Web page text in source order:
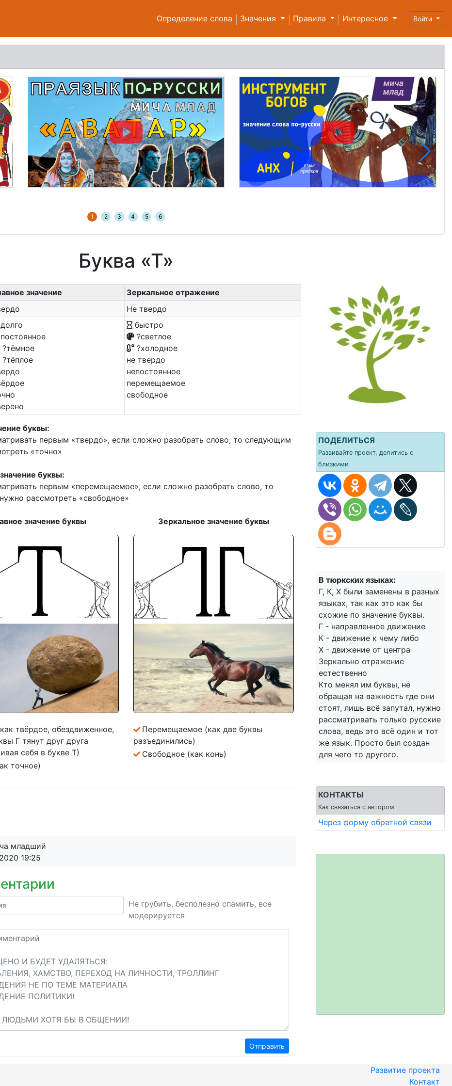
Определение слова Значения Правила Интересное Войти
1 2 3 4 5 6
Буква «Т»
значение Зеркальное отражение
Не твердо
долго
постоянное
?тёмное
?тёплое
быстро
?светлое
?холодное
не твердо
непостоянное
перемещаемое
свободное
буквы:
первым «твердо», если сложно разобрать слово, то следующим
«точно»
буквы:
первым «перемещаемое», если сложно разобрать слово, то
рассмотреть «свободное»
значение буквы
твёрдое, обездвиженное,
Г тянут друг друга
себя в букве Т)
точное)
Зеркальное значение буквы
Перемещаемое (как две буквы
разъединились)
Свободное (как конь)
младший
19:25
Не грубить, бесполезно спамить, все
модерируется
Отправить
ПОДЕЛИТЬСЯ
Развивайте проект, делитись с
близкими
В тюркских языках:
Г, К, Х были заменены в разных
языках, так как это как бы
схожие по значение буквы.
Г - направленное движение
К - движение к чему либо
Х - движение от центра
Зеркально отражение
естественно
Кто менял им буквы, не
обращая на важность где они
стоят, лишь всё запутал, нужно
рассматривать только русские
слова, ведь это всё один и тот
же язык. Просто был создан
для чего то другого.
КОНТАКТЫ
Как связаться с автором
Через форму обратной связи
Развитие проекта
Контакт